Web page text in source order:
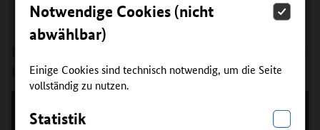
Notwendige Cookies (nicht
abwählbar)
Einige Cookies sind technisch notwendig, um die Seite
vollständig zu nutzen.
Statistik
LINKS